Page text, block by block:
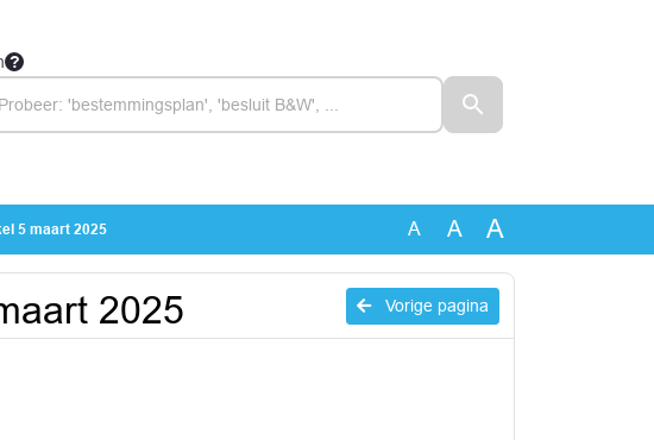
5 maart 2025 A A A
Vorige pagina
2025